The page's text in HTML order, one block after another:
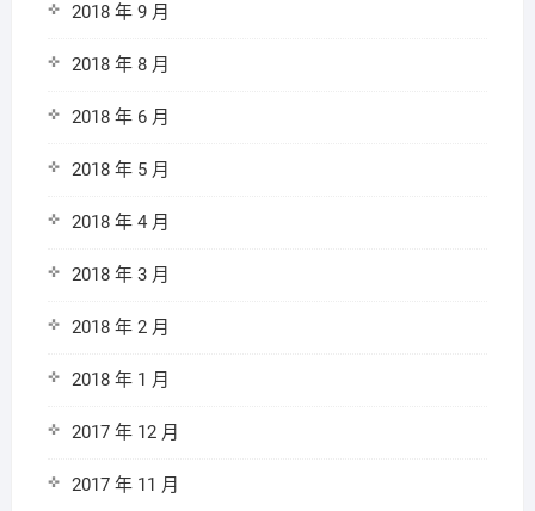
2018 年 9 月
2018 年 8 月
2018 年 6 月
2018 年 5 月
2018 年 4 月
2018 年 3 月
2018 年 2 月
2018 年 1 月
2017 年 12 月
2017 年 11 月